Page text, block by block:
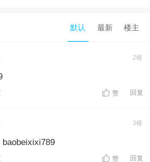
默认 最新 楼主
2楼
赞 回复
3楼
赞 回复